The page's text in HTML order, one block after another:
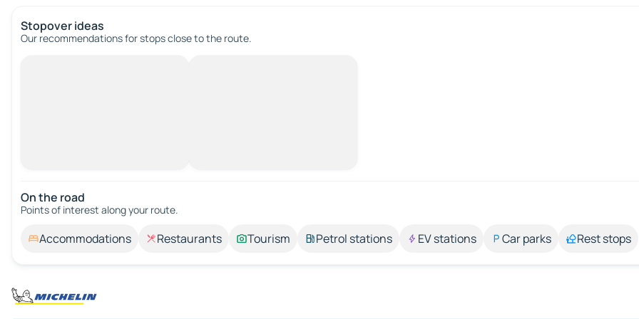
Stopover ideas
Our recommendations for stops close to the route.
On the road
Points of interest along your route.
Accommodations Restaurants Tourism Petrol stations EV stations Car parks Rest stops